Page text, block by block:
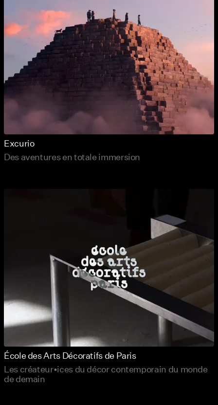
Excurio
Des aventures en totale immersion
École des Arts Décoratifs de Paris
Les créateur•ices du décor contemporain du monde
de demain